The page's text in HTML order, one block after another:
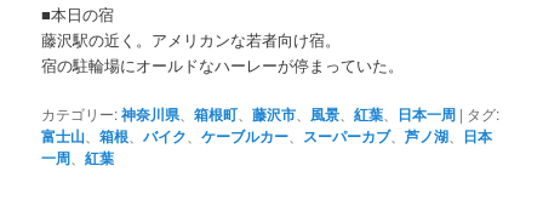
■本日の宿
藤沢駅の近く。アメリカンな若者向け宿。
宿の駐輪場にオールドなハーレーが停まっていた。
カテゴリー:神奈川県 、箱根町、藤沢市 風景 、紅葉 日本一周 | タグ:
富士山 、箱根 、バイク 、ケーブルカー スーパーカブ、芦ノ湖
日本
一周 、紅葉